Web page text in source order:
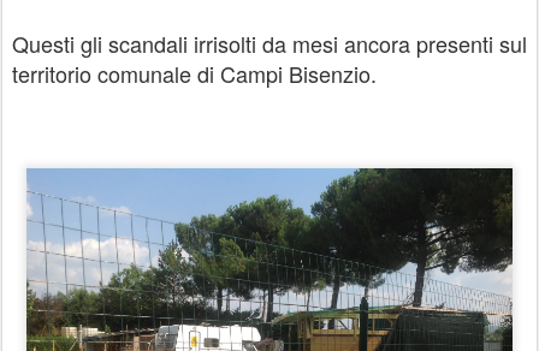
Questi gli scandali irrisolti da mesi ancora presenti sul
territorio comunale di Campi Bisenzio.